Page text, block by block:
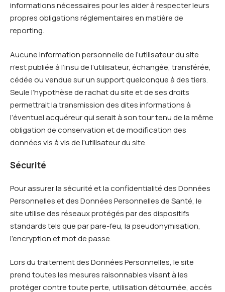
informations nécessaires pour les aider à respecter leurs
propres obligations réglementaires en matière de
reporting.
Aucune information personnelle de l’utilisateur du site
n’est publiée à l’insu de l’utilisateur, échangée, transférée,
cédée ou vendue sur un support quelconque à des tiers.
Seule l’hypothèse de rachat du site et de ses droits
permettrait la transmission des dites informations à
l’éventuel acquéreur qui serait à son tour tenu de la même
obligation de conservation et de modification des
données vis à vis de l’utilisateur du site.
Sécurité
Pour assurer la sécurité et la confidentialité des Données
Personnelles et des Données Personnelles de Santé, le
site utilise des réseaux protégés par des dispositifs
standards tels que par pare-feu, la pseudonymisation,
l’encryption et mot de passe.
Lors du traitement des Données Personnelles, le site
prend toutes les mesures raisonnables visant à les
protéger contre toute perte, utilisation détournée, accès